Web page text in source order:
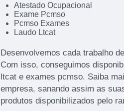
Atestado Ocupacional
Exame Pcmso
Pcmso Exames
Laudo Ltcat
Desenvolvemos cada trabalho
Com isso, conseguimos
ltcat e exames pcmso. Saiba
empresa, sanando assim as
produtos disponibilizados pelo